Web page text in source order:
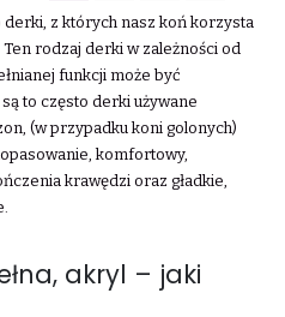
derki, z których nasz koń korzysta
rodzaj derki w zależności od
funkcji może być
to często derki używane
(w przypadku koni golonych)
komfortowy,
krawędzi oraz gładkie,
akryl – jaki